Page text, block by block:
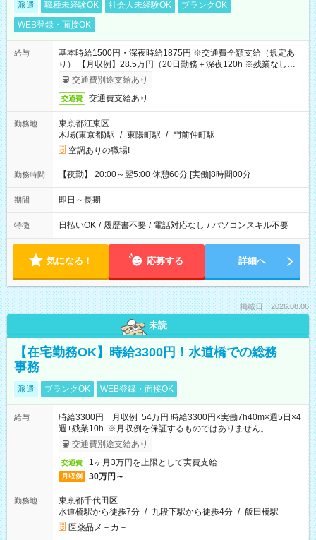
派遣 職種未経験OK 社会人未経験OK
ブランクOK
WEB登録・面接OK
給与
基本時給1500円・深夜時給1875円 ※交通費全額支給（規定あ
り） 【月収例】28.5万円（20日勤務＋深夜120h ※残業なしの場
合）交通費別途支給あり
交通費 交通費支給あり
勤務地
東京都江東区
木場(東京都)駅 / 東陽町駅 / 門前仲町駅
空調ありの職場!
勤務時間 【夜勤】 20:00～翌5:00 休憩60分 [実働]8時間00分
期間 即日～長期
特徴 日払いOK / 履歴書不要 / 電話対応なし / パソコンスキル不要
気になる！ 応募する 詳細へ
掲載日：2026.08.06
未読
【在宅勤務OK】時給3300円！水道橋での総務
事務
派遣 ブランクOK WEB登録・面接OK
給与
時給3300円 月収例 54万円 時給3300円×実働7h40m×週5日×4
週+残業10h ※月収例を保証するものではありません。
交通費別途支給あり
交通費 1ヶ月3万円を上限として実費支給
月収例 30万円～
勤務地
東京都千代田区
水道橋駅から徒歩7分 / 九段下駅から徒歩4分 / 飯田橋駅
医薬品メ－カ－